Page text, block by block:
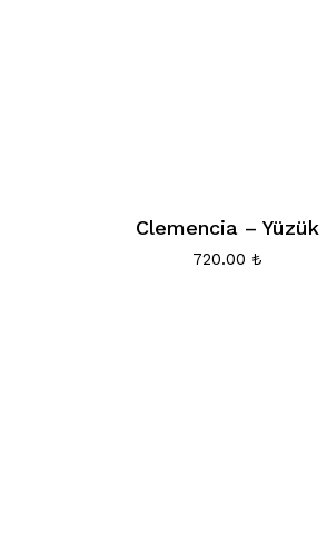
Clemencia – Yüzük
720.00 ₺